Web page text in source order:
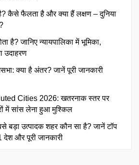
कैसे फैलता है और क्या हैं लक्षण – दुनिया
है? जानिए न्यायपालिका में भूमिका,
उदाहरण
क्या है अंतर? जानें पूरी जानकारी
Cities 2026: खतरनाक स्तर पर
में सांस लेना हुआ मुश्किल
बड़ा उत्पादक शहर कौन सा है? जानें टॉप
देश और पूरी जानकारी